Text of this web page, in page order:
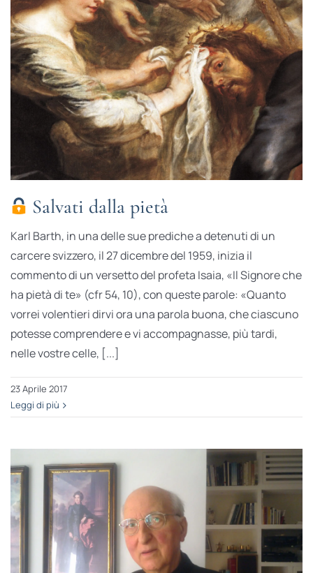
Salvati dalla pietà
Karl Barth, in una delle sue prediche a detenuti di un
carcere svizzero, il 27 dicembre del 1959, inizia il
commento di un versetto del profeta Isaia, «Il Signore che
ha pietà di te» (cfr 54, 10), con queste parole: «Quanto
vorrei volentieri dirvi ora una parola buona, che ciascuno
potesse comprendere e vi accompagnasse, più tardi,
nelle vostre celle, [...]
23 Aprile 2017
Leggi di più